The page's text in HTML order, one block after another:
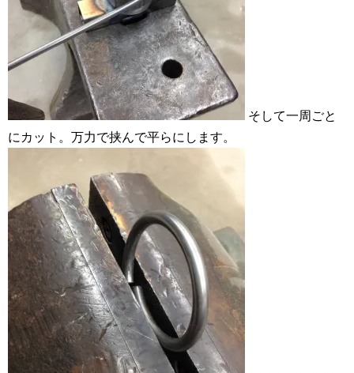
そして一周ごと
にカット。万力で挟んで平らにします。